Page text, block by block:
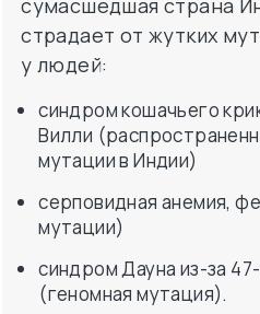
синдром кошачьего
Вилли
мутации в Индии)
серповидная анемия,
мутации)
синдром Дауна из-за
(геномная мутация).